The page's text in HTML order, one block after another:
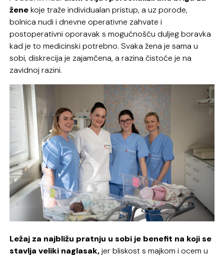
ženekoje traže individualan pristup, a uz porode,
bolnica nudi i dnevne operativne zahvate i
postoperativni oporavak s mogućnošću duljeg boravka
kad je to medicinski potrebno. Svaka žena je sama u
sobi, diskrecija je zajamčena, a razina čistoće je na
zavidnoj razini.
Ležaj za najbližu pratnju u sobi je benefit na koji se
stavlja veliki naglasak,jer bliskost s majkom i ocem u